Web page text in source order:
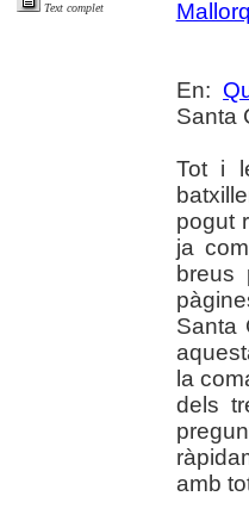
Text complet
En:
Santa
Tot i
pogut
ja
breus
Santa
la
dels
amb